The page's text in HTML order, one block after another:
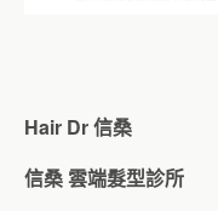
Hair Dr信桑
信桑雲端髮型診所